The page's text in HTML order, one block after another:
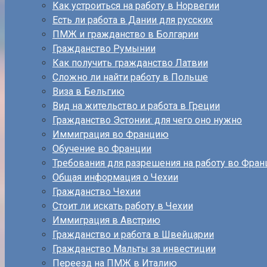
Как устроиться на работу в Норвегии
Есть ли работа в Дании для русских
ПМЖ и гражданство в Болгарии
Гражданство Румынии
Как получить гражданство Латвии
Сложно ли найти работу в Польше
Виза в Бельгию
Вид на жительство и работа в Греции
Гражданство Эстонии: для чего оно нужно
Иммиграция во Францию
Обучение во Франции
Требования для разрешения на работу во
Общая информация о Чехии
Гражданство Чехии
Стоит ли искать работу в Чехии
Иммиграция в Австрию
Гражданство и работа в Швейцарии
Гражданство Мальты за инвестиции
Переезд на ПМЖ в Италию